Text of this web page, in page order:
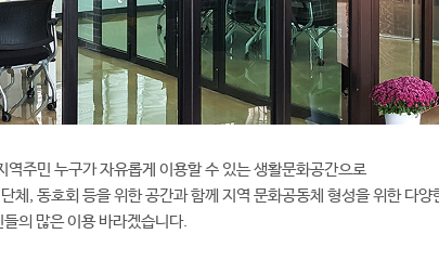
역주민 누구가 자유롭게 이용할 수 있는 생활문화공간으로
체, 동호회 등을 위한 공간과 함께 지역 문화공동체 형성을 위한 다
의 많은 이용 바라겠습니다.